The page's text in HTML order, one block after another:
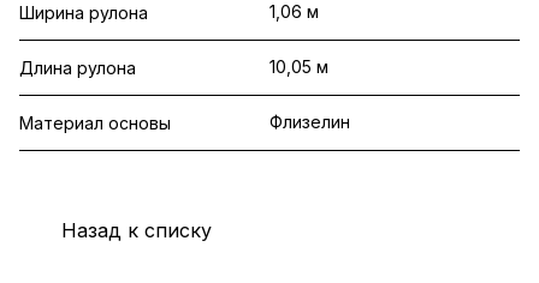
Ширина рулона 1,06 м
Длина рулона 10,05 м
Материал основы Флизелин
Назад к списку